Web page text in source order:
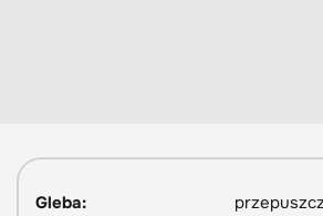
Gleba: